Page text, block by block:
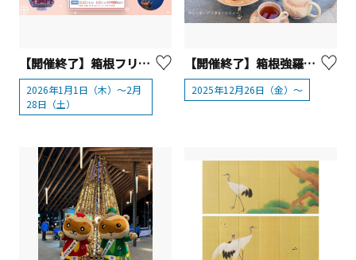
【開催終了】箱根フリーパス「ハッシュタグ＆フォトキャンペーン」
2026年1月1日（木）～2月
28日（土）
【開催終了】箱根強羅公園 『ウィンターアフタヌーンティー』【箱根町】
2025年12月26日（金）～